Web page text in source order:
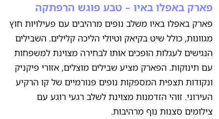
פארק באפלו באיו – טבע פוגש הרפתקה
פארק באפלו באיו משלב נופים מרהיבים עם פעילויות חוץ
מגוונות, כולל שיט בקיאק וטיולי הליכה קלילים. השבילים
הנגישים לעגלות הופכים אותו לבחירה מצוינת למשפחות
עם תינוקות. הפארק מציע שבילים מוצלים, אזורי פיקניק
ונקודות תצפית המספקות נופים פנורמיים של קו הרקיע
העירוני. זוהי הזדמנות מצוינת לשלב רגעי רוגע עם
צילומים סצנות נוף מרהיבות.